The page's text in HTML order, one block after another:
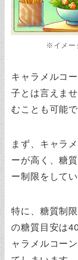
※イメー
キャラメルコ
子とは言えま
むことも可能で
まず、キャラ
ーが高く、糖
ー制限をして
特に、糖質制
の糖質目安は
ャラメルコー